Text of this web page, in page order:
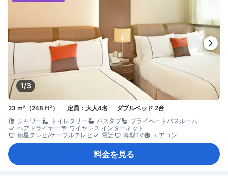
1/3
23 m²（248 ft²） 定員：大人4名
ダブルベッド 2台
シャワー
トイレタリー バスタブ
プライベートバスルーム
ヘアドライヤー
ワイヤレス インターネット
衛星テレビ/ケーブルテレビ
電話 薄型TV エアコン
料金を見る